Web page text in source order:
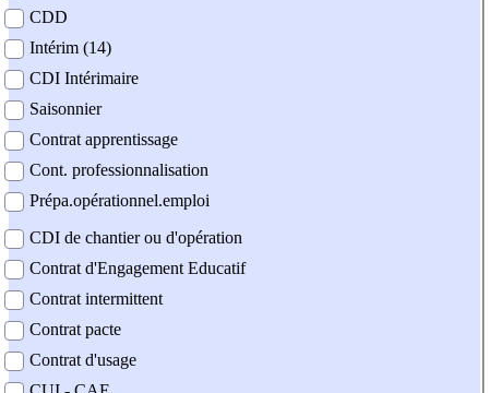
CDD
Intérim (14)
CDI Intérimaire
Saisonnier
Contrat apprentissage
Cont. professionnalisation
Prépa.opérationnel.emploi
CDI de chantier ou d'opération
Contrat d'Engagement Educatif
Contrat intermittent
Contrat pacte
Contrat d'usage